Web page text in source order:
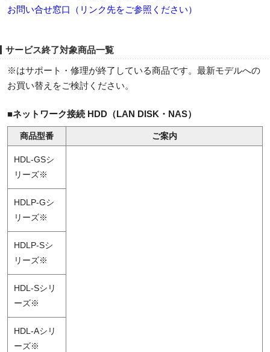
お問い合せ窓口（リンク先をご参照ください）
サービス終了対象商品一覧
※はサポート・修理が終了している商品です。最新モデルへの
お買い替えをご検討ください。
■ネットワーク接続 HDD（LAN DISK・NAS）
商品型番 ご案内
HDL-GSシ
リーズ※
HDLP-Gシ
リーズ※
HDLP-Sシ
リーズ※
HDL-Sシリ
ーズ※
HDL-Aシリ
ーズ※